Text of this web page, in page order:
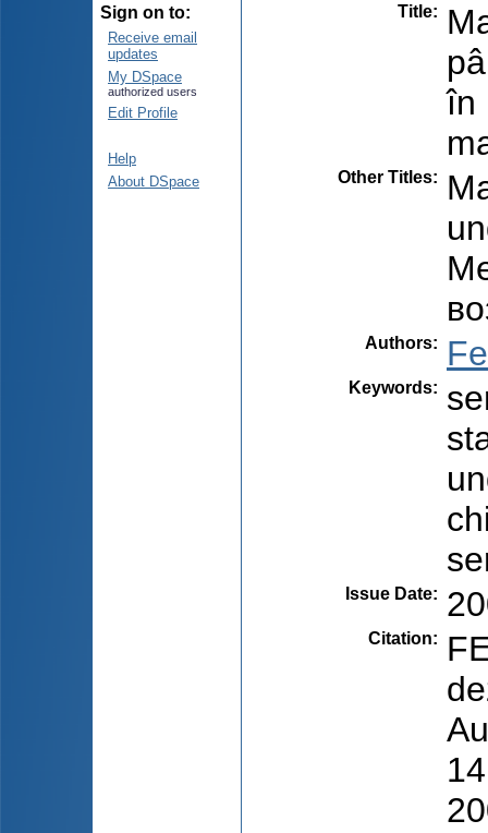
Sign on to:
Receive email
updates
My DSpace
authorized users
Edit Profile
Help
About DSpace
Title:
în
Other Titles:
Authors:
Keywords:
Issue Date:
Citation: